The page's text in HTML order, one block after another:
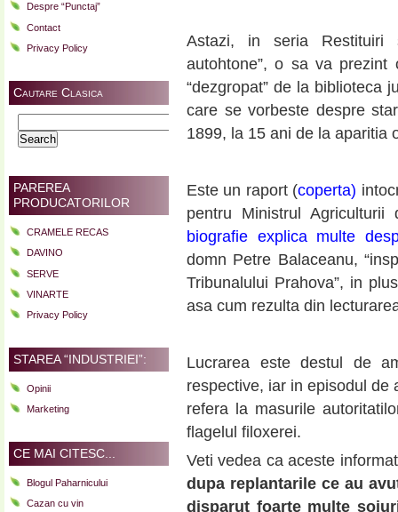
Despre “Punctaj”
Contact
Privacy Policy
Cautare Clasica
for:
PAREREA
PRODUCATORILOR
CRAMELE RECAS
DAVINO
SERVE
VINARTE
Privacy Policy
STAREA “INDUSTRIEI”:
Opinii
Marketing
CE MAI CITESC...
Blogul Paharnicului
Cazan cu vin
Astazi, in seria Restituiri
autohtone”, o sa va prezint
“dezgropat” de la biblioteca
care se vorbeste despre
1899, la 15 ani de la aparitia
Este un raport (coperta)
pentru Ministrul
biografie explica multe
domn Petre Balaceanu,
Tribunalului Prahova”, in
asa cum rezulta din
Lucrarea este destul de
respective, iar in episodul de
refera la masurile
flagelul filoxerei.
Veti vedea ca aceste
dupa replantarile ce au
disparut foarte multe